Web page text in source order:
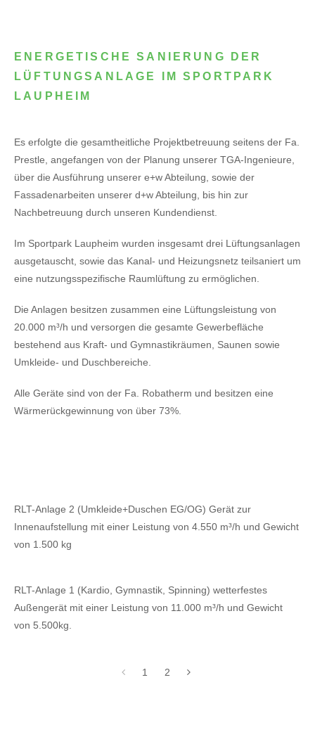
ENERGETISCHE SANIERUNG DER
LÜFTUNGSANLAGE IM SPORTPARK
LAUPHEIM
Es erfolgte die gesamtheitliche Projektbetreuung seitens der Fa.
Prestle, angefangen von der Planung unserer TGA-Ingenieure,
über die Ausführung unserer e+w Abteilung, sowie der
Fassadenarbeiten unserer d+w Abteilung, bis hin zur
Nachbetreuung durch unseren Kundendienst.
Im Sportpark Laupheim wurden insgesamt drei Lüftungsanlagen
ausgetauscht, sowie das Kanal- und Heizungsnetz teilsaniert um
eine nutzungsspezifische Raumlüftung zu ermöglichen.
Die Anlagen besitzen zusammen eine Lüftungsleistung von
20.000 m³/h und versorgen die gesamte Gewerbefläche
bestehend aus Kraft- und Gymnastikräumen, Saunen sowie
Umkleide- und Duschbereiche.
Alle Geräte sind von der Fa. Robatherm und besitzen eine
Wärmerückgewinnung von über 73%.
RLT-Anlage 2 (Umkleide+Duschen EG/OG) Gerät zur
Innenaufstellung mit einer Leistung von 4.550 m³/h und Gewicht
von 1.500 kg
RLT-Anlage 1 (Kardio, Gymnastik, Spinning) wetterfestes
Außengerät mit einer Leistung von 11.000 m³/h und Gewicht
von 5.500kg.
1 2